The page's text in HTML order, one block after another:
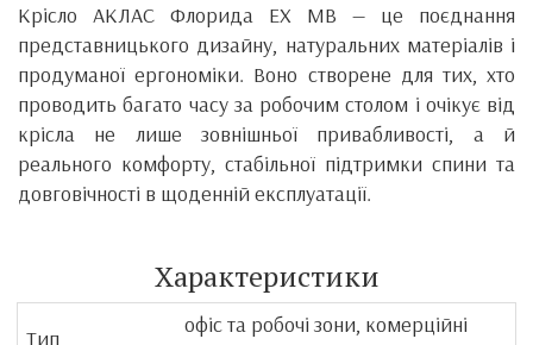
Крісло АКЛАС Флорида EX MB — це поєднання
представницького дизайну, натуральних матеріалів і
продуманої ергономіки. Воно створене для тих, хто
проводить багато часу за робочим столом і очікує від
крісла не лише зовнішньої привабливості, а й
реального комфорту, стабільної підтримки спини та
довговічності в щоденній експлуатації.
Характеристики
Тип
офіс та робочі зони, комерційні